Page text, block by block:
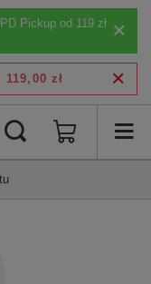
Pickup od 119 zł
119,00 zł